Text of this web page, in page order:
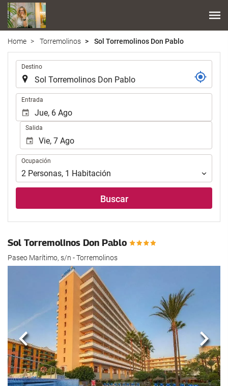
Home Torremolinos Sol Torremolinos Don Pablo
Destino
Entrada
Salida
Ocupación
Ocupación
2 Personas, 1 Habitación
Buscar
Sol Torremolinos Don Pablo
Paseo Marítimo, s/n - Torremolinos
Anterior